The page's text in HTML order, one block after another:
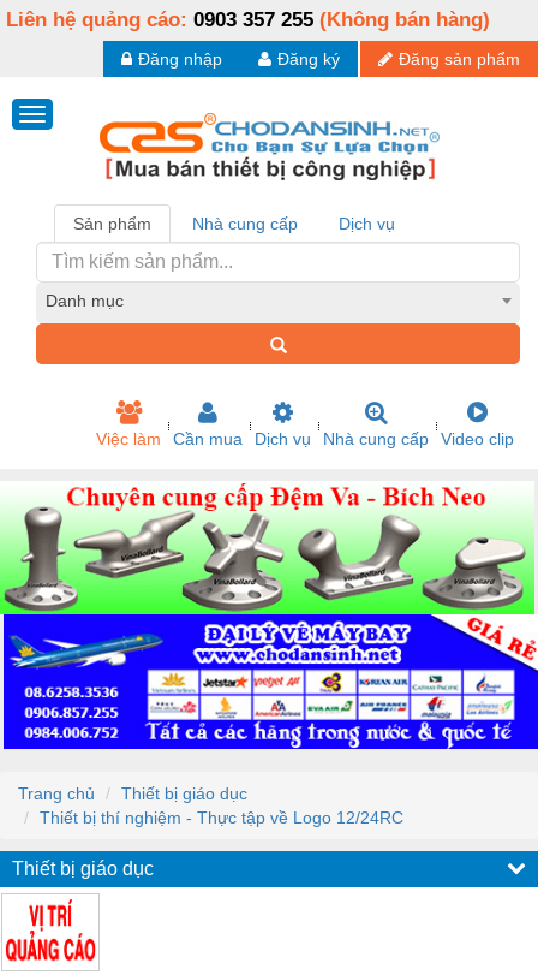
Liên hệ quảng cáo: 0903 357 255 (Không bán hàng)
Đăng sản phẩm
Đăng ký
Đăng nhập
Sản phẩm Nhà cung cấp Dịch vụ
Danh mục
Việc làm Cần mua Dịch vụ Nhà cung cấp Video clip
Trang chủ
Thiết bị giáo dục
Thiết bị thí nghiệm - Thực tập về Logo 12/24RC
Thiết bị giáo dục